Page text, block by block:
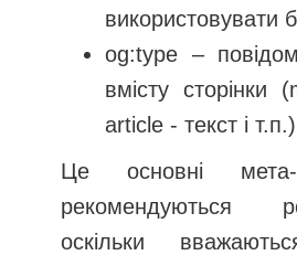
використовувати
og:type –
вмісту сторінки
article - текст і
Це основні
рекомендуються
оскільки